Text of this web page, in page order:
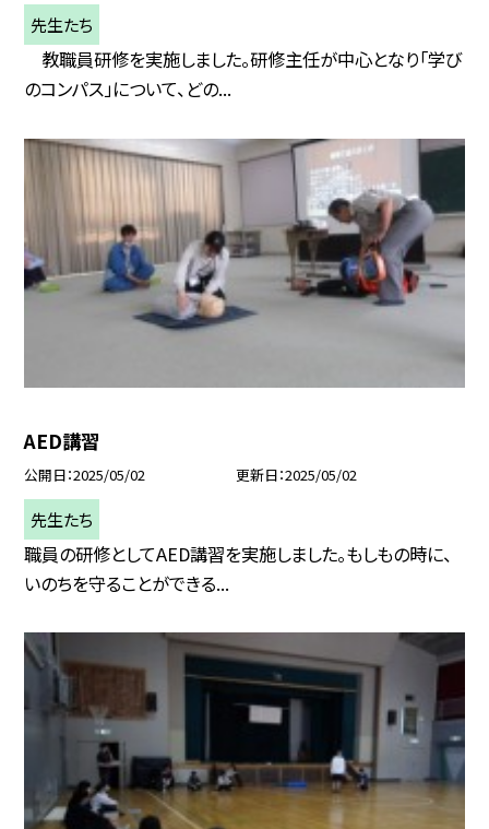
先生たち
教職員研修を実施しました。研修主任が中心となり「学び
のコンパス」について、どの...
AED講習
公開日 2025/05/02 更新日 2025/05/02
先生たち
職員の研修としてAED講習を実施しました。もしもの時に、
いのちを守ることができる...